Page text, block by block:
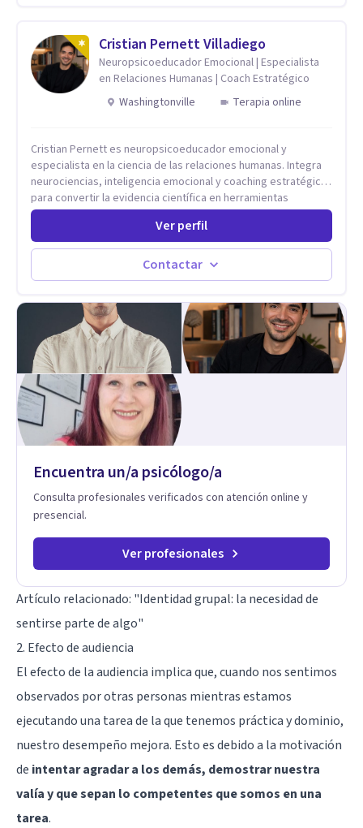
Cristian Pernett Villadiego
Neuropsicoeducador Emocional | Especialista
en Relaciones Humanas | Coach Estratégico
Washingtonville
Terapia online
Cristian Pernett es neuropsicoeducador emocional y
especialista en la ciencia de las relaciones humanas. Integra
neurociencias, inteligencia emocional y coaching estratégico
para convertir la evidencia científica en herramientas
prácticas que mejoran la forma en que las personas viven,
aman, lideran y se comunican. Con más de 20 años de
experiencia, acompaña a personas, parejas y líderes en
procesos de desarrollo personal y profesional. Su trabajo se
centra en la regulación emocional, las relaciones de pareja, la
metodología combina psicología contemporánea,
neurociencias y estrategias de cambio basadas en evidencia
para fortalecer la autoestima, desarrollar habilidades
socioemocionales y promover cambios sostenibles. Como
divulgador científico, acerca la psicología y las neurociencias
a la vida cotidiana mediante contenidos claros, rigurosos y
aplicables, con el propósito de impulsar un bienestar integral.
Ver perfil
Contactar
Encuentra un/a psicólogo/a
Consulta profesionales verificados con atención online y
presencial.
Ver profesionales
Artículo relacionado: "Identidad grupal: la necesidad de
sentirse parte de algo"
2. Efecto de audiencia
El efecto de la audiencia implica que, cuando nos sentimos
observados por otras personas mientras estamos
ejecutando una tarea de la que tenemos práctica y dominio,
nuestro desempeño mejora. Esto es debido a la motivación
de intentar agradar a los demás, demostrar nuestra
valía y que sepan lo competentes que somos en una
tarea.